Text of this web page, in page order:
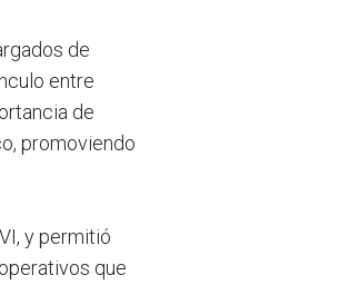
de
entre
de
promoviendo
y permitió
que